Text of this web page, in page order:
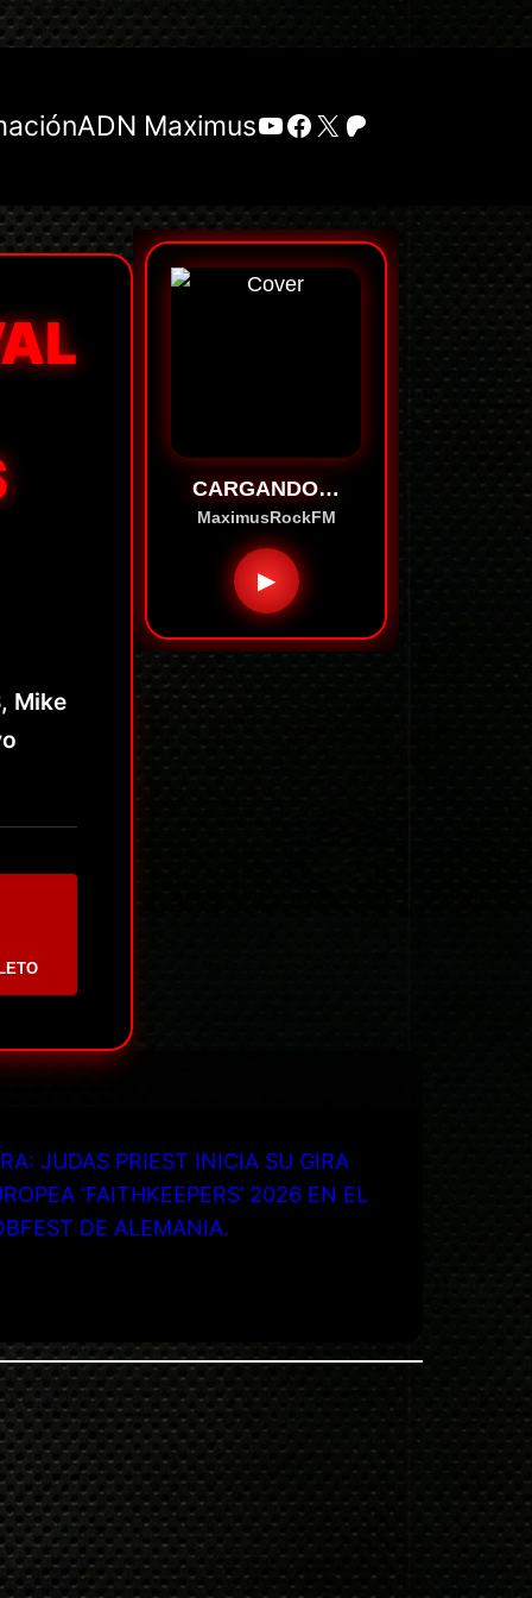
ADN MaximusYouTube
Facebook
X Patreon
Mike
CARGANDO…
MaximusRockFM
▶
JUDAS PRIEST INICIA SU GIRA
‘FAITHKEEPERS’ 2026 EN EL
DE ALEMANIA.